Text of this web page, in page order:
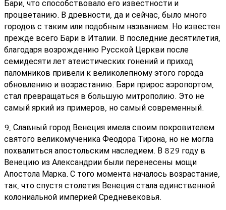
Бари, что способствовало его известности и
процветанию. В древности, да и сейчас, было много
городов с таким или подобным названием. Но известен
прежде всего Бари в Италии. В последние десятилетия,
благодаря возрождению Русской Церкви после
семидесяти лет атеистических гонений и приход
паломников привели к великолепному этого города
обновлению и возрастанию. Бари прирос аэропортом,
стал превращаться в большую митрополию. Это не
самый яркий из примеров, но самый современный.
9, Славный город Венеция имела своим покровителем
святого великомученика Феодора Тирона, но не могла
похвалиться апостольским наследием. В 829 году в
Венецию из Александрии были перенесены мощи
Апостола Марка. С того момента началось возрастание,
так, что спустя столетия Венеция стала единственной
колониальной империей Средневековья.